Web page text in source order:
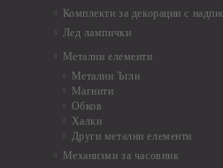
Комплекти за декорации с
Лед лампички
Метални елементи
Метални Ъгли
Магнити
Обков
Халки
Други метални елементи
Механизми за часовник